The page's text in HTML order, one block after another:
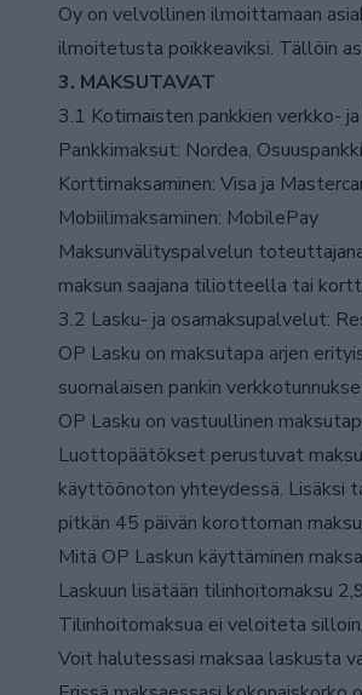
Oy on velvollinen ilmoittamaan
ilmoitetusta poikkeaviksi. Tällöin
3. MAKSUTAVAT
3.1 Kotimaisten pankkien verkko-
Pankkimaksut: Nordea,
Korttimaksaminen: Visa ja
Mobiilimaksaminen: MobilePay
Maksunvälityspalvelun
maksun saajana tiliotteella tai
3.2 Lasku- ja osamaksupalvelut:
OP Lasku on maksutapa arjen
suomalaisen pankin
OP Lasku on vastuullinen
Luottopäätökset perustuvat
käyttöönoton yhteydessä. Lisäksi
pitkän 45 päivän korottoman
Mitä OP Laskun käyttäminen
Laskuun lisätään tilinhoitomaksu
Tilinhoitomaksua ei veloiteta
Voit halutessasi maksaa laskusta